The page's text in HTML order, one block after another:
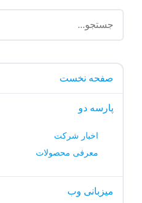
صفحه نخست
پارسه دو
اخبار شرکت
معرفی محصولات
میزبانی وب